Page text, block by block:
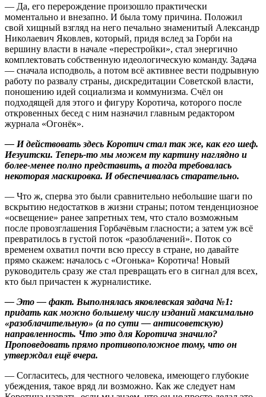
— Да, его перерождение произошло практически
моментально и внезапно. И была тому причина. Положил
свой хищный взгляд на него печально знаменитый Александр
Николаевич Яковлев, который, придя вслед за Горби на
вершину власти в начале «перестройки», стал энергично
комплектовать собственную идеологическую команду. Задача
— сначала исподволь, а потом всё активнее вести подрывную
работу по развалу страны, дискредитации Советской власти,
поношению идей социализма и коммунизма. Счёл он
подходящей для этого и фигуру Коротича, которого после
откровенных бесед с ним назначил главным редактором
журнала «Огонёк».
— И действовать здесь Коротич стал так же, как его шеф.
Иезуитски. Теперь-то мы можем ту картину наглядно и
более-менее полно представить, а тогда требовалась
некоторая маскировка. И обеспечивалась старательно.
— Что ж, сперва это были сравнительно небольшие шаги по
вскрытию недостатков в жизни страны; потом тенденциозное
«освещение» ранее запретных тем, что стало возможным
после провозглашения Горбачёвым гласности; а затем уж всё
превратилось в густой поток «разоблачений». Поток со
временем охватил почти всю прессу в стране, но давайте
прямо скажем: началось с «Огонька» Коротича! Новый
руководитель сразу же стал превращать его в сигнал для всех,
кто был причастен к журналистике.
— Это — факт. Выполнялась яковлевская задача №1:
придать как можно большему числу изданий максимально
«разоблачительную» (а по сути — антисоветскую)
направленность. Что это для Коротича значило?
Проповедовать прямо противоположное тому, что он
утверждал ещё вчера.
— Согласитесь, для честного человека, имеющего глубокие
убеждения, такое вряд ли возможно. Как же следует нам